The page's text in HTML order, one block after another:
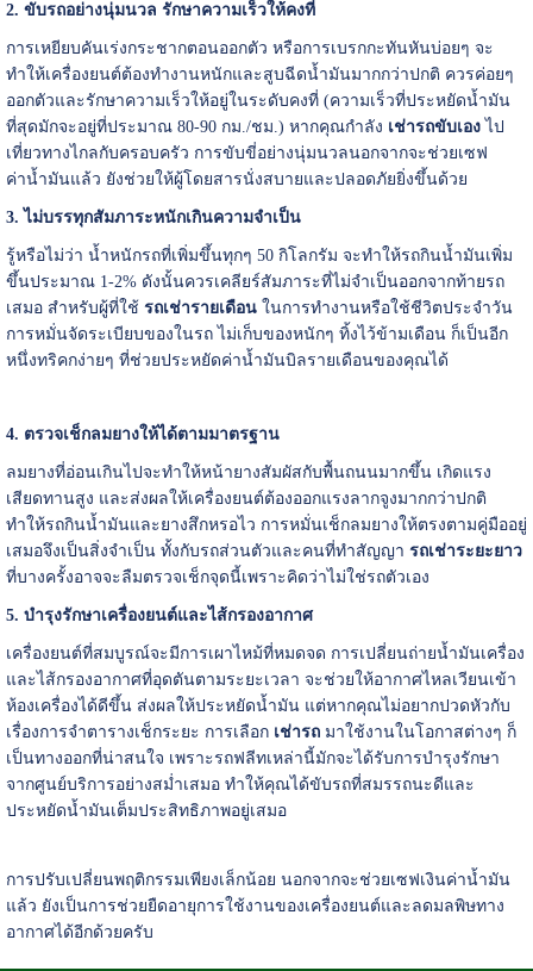
2. ขับรถอย่างนุ่มนวล รักษาความเร็วให้คงที่
การเหยียบคันเร่งกระชากตอนออกตัว หรือการเบรกกะทันหันบ่อยๆ จะ
ทำให้เครื่องยนต์ต้องทำงานหนักและสูบฉีดน้ำมันมากกว่าปกติ ควรค่อยๆ
ออกตัวและรักษาความเร็วให้อยู่ในระดับคงที่ (ความเร็วที่ประหยัดน้ำมัน
ที่สุดมักจะอยู่ที่ประมาณ 80-90 กม./ชม.) หากคุณกำลัง เช่ารถขับเองไป
เที่ยวทางไกลกับครอบครัว การขับขี่อย่างนุ่มนวลนอกจากจะช่วยเซฟ
ค่าน้ำมันแล้ว ยังช่วยให้ผู้โดยสารนั่งสบายและปลอดภัยยิ่งขึ้นด้วย
3. ไม่บรรทุกสัมภาระหนักเกินความจำเป็น
รู้หรือไม่ว่า น้ำหนักรถที่เพิ่มขึ้นทุกๆ 50 กิโลกรัม จะทำให้รถกินน้ำมันเพิ่ม
ขึ้นประมาณ 1-2% ดังนั้นควรเคลียร์สัมภาระที่ไม่จำเป็นออกจากท้ายรถ
เสมอ สำหรับผู้ที่ใช้ รถเช่ารายเดือนในการทำงานหรือใช้ชีวิตประจำวัน
การหมั่นจัดระเบียบของในรถ ไม่เก็บของหนักๆ ทิ้งไว้ข้ามเดือน ก็เป็นอีก
หนึ่งทริคกง่ายๆ ที่ช่วยประหยัดค่าน้ำมันบิลรายเดือนของคุณได้
4. ตรวจเช็กลมยางให้ได้ตามมาตรฐาน
ลมยางที่อ่อนเกินไปจะทำให้หน้ายางสัมผัสกับพื้นถนนมากขึ้น เกิดแรง
เสียดทานสูง และส่งผลให้เครื่องยนต์ต้องออกแรงลากจูงมากกว่าปกติ
ทำให้รถกินน้ำมันและยางสึกหรอไว การหมั่นเช็กลมยางให้ตรงตามคู่มืออยู่
เสมอจึงเป็นสิ่งจำเป็น ทั้งกับรถส่วนตัวและคนที่ทำสัญญา รถเช่าระยะยาว
ที่บางครั้งอาจจะลืมตรวจเช็กจุดนี้เพราะคิดว่าไม่ใช่รถตัวเอง
5. บำรุงรักษาเครื่องยนต์และไส้กรองอากาศ
เครื่องยนต์ที่สมบูรณ์จะมีการเผาไหม้ที่หมดจด การเปลี่ยนถ่ายน้ำมันเครื่อง
และไส้กรองอากาศที่อุดตันตามระยะเวลา จะช่วยให้อากาศไหลเวียนเข้า
ห้องเครื่องได้ดีขึ้น ส่งผลให้ประหยัดน้ำมัน แต่หากคุณไม่อยากปวดหัวกับ
เรื่องการจำตารางเช็กระยะ การเลือก เช่ารถมาใช้งานในโอกาสต่างๆ ก็
เป็นทางออกที่น่าสนใจ เพราะรถฟลีทเหล่านี้มักจะได้รับการบำรุงรักษา
จากศูนย์บริการอย่างสม่ำเสมอ ทำให้คุณได้ขับรถที่สมรรถนะดีและ
ประหยัดน้ำมันเต็มประสิทธิภาพอยู่เสมอ
การปรับเปลี่ยนพฤติกรรมเพียงเล็กน้อย นอกจากจะช่วยเซฟเงินค่าน้ำมัน
แล้ว ยังเป็นการช่วยยืดอายุการใช้งานของเครื่องยนต์และลดมลพิษทาง
อากาศได้อีกด้วยครับ